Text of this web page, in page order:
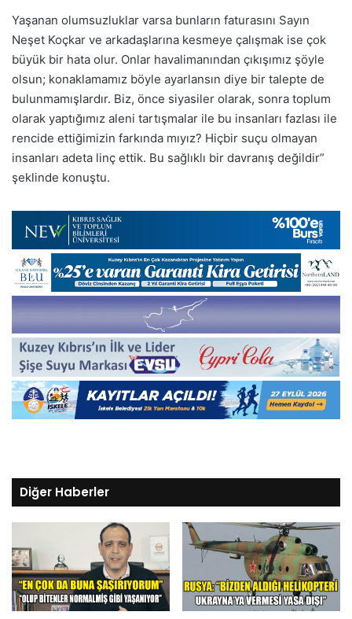
Yaşanan olumsuzluklar varsa bunların faturasını Sayın
Neşet Koçkar ve arkadaşlarına kesmeye çalışmak ise çok
büyük bir hata olur. Onlar havalimanından çıkışımız şöyle
olsun; konaklamamız böyle ayarlansın diye bir talepte de
bulunmamışlardır. Biz, önce siyasiler olarak, sonra toplum
olarak yaptığımız aleni tartışmalar ile bu insanları fazlası ile
rencide ettiğimizin farkında mıyız? Hiçbir suçu olmayan
insanları adeta linç ettik. Bu sağlıklı bir davranış değildir”
şeklinde konuştu.
Diğer Haberler